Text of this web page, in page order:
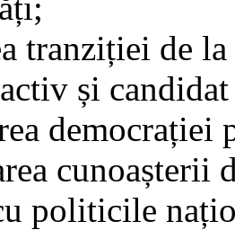
tranziției de
și
politicile